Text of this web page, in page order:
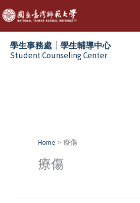
Skip
to
content
學生事務處┆學生輔導中心
Student Counseling Center
Home 療傷
療傷